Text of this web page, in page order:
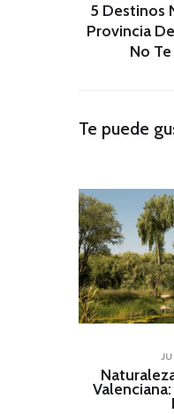
5 Destinos
Provincia
No
Te puede